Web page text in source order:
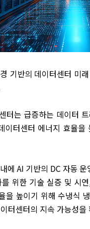
기반의 데이터센터 미
는 급증하는 데이터
이터센터 에너지 효율
AI 기반의 DC 자동
위한 기술 실증 및 시
을 높이기 위해 수냉식
터센터의 지속 가능성을